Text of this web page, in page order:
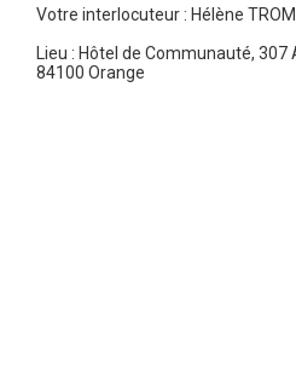
Votre interlocuteur : Hélène
Lieu : Hôtel de Communauté,
84100 Orange